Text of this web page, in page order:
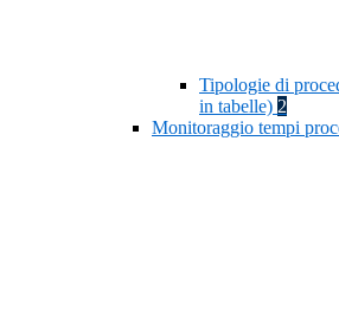
Tipologie di
in tabelle) 2
Monitoraggio tempi